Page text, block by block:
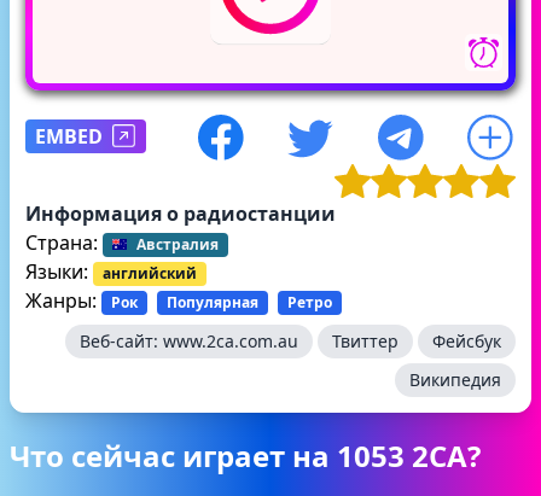
EMBED
Информация о радиостанции
Страна:
Австралия
Языки: английский
Жанры: Рок Популярная Ретро
Веб-сайт: www.2ca.com.au Твиттер
Фейсбук
Википедия
Что сейчас играет на 1053 2CA?